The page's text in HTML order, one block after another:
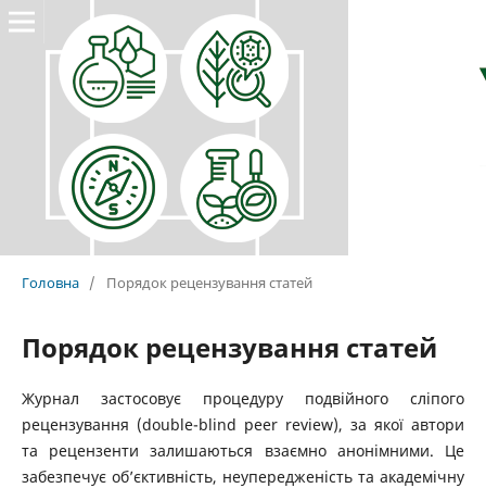
Головна / Порядок рецензування статей
Порядок рецензування статей
Журнал застосовує процедуру подвійного сліпого
рецензування (double-blind peer review), за якої автори
та рецензенти залишаються взаємно анонімними. Це
забезпечує об’єктивність, неупередженість та академічну